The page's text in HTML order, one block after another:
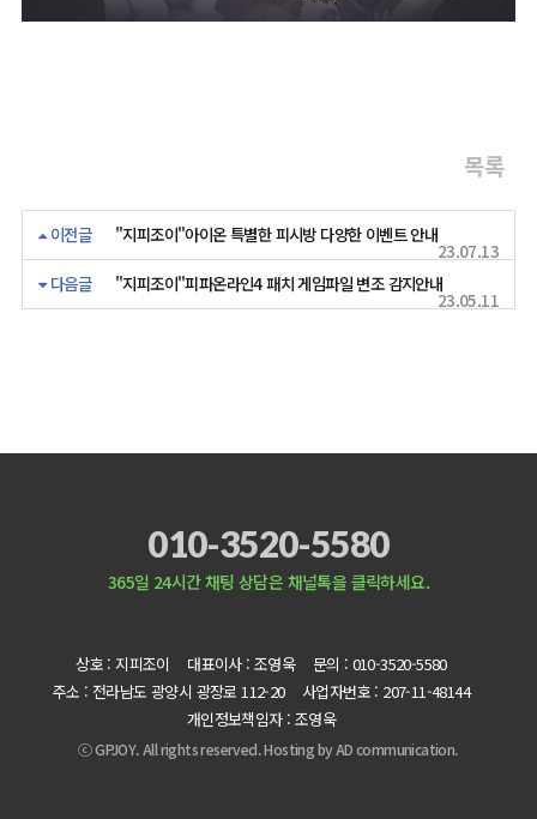
목록
이전글 "지피조이"아이온 특별한 피시방 다양한 이벤트 안내
23.07.13
다음글
"지피조이"피파온라인4 패치 게임파일 변조 감지안내
23.05.11
010-3520-5580
365일 24시간 채팅 상담은 채널톡을 클릭하세요.
상호 : 지피조이 대표이사 : 조영욱
문의 : 010-3520-5580
주소 : 전라남도 광양시 광장로 112-20
사업자번호 : 207-11-48144
개인정보책임자 : 조영욱
ⓒ GPJOY. All rights reserved. Hosting byAD communication.